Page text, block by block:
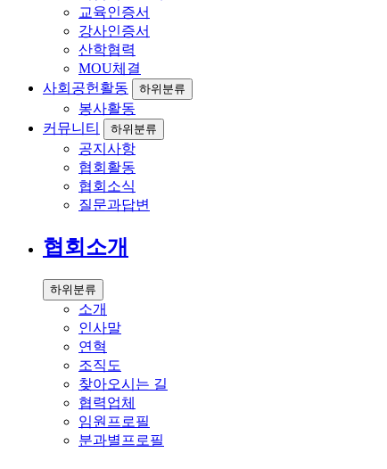
교육인증서
강사인증서
산학협력
MOU체결
사회공헌활동
하위분류
봉사활동
커뮤니티
하위분류
공지사항
협회활동
협회소식
질문과답변
협회소개
하위분류
소개
인사말
연혁
조직도
찾아오시는 길
협력업체
임원프로필
분과별프로필